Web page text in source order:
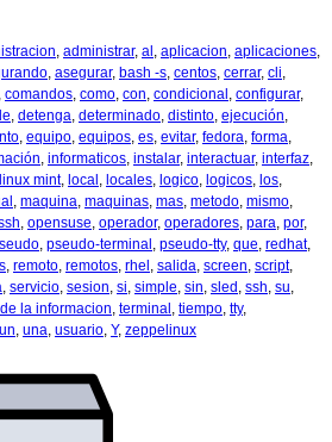
, administrar, al , aplicacion, aplicaciones,
, asegurar, bash -s, centos, cerrar, cli,
, comandos, como, con, condicional , configurar,
, detenga, determinado, distinto, ejecución,
, equipo, equipos, es, evitar, fedora, forma,
, informaticos, instalar, interactuar, interfaz,
linux mint, local , locales, logico, logicos, los,
, maquina, maquinas, mas, metodo, mismo,
, opensuse, operador, operadores, para, por,
, pseudo-terminal , pseudo-tty, que, redhat,
, remoto, remotos, rhel , salida, screen, script,
, servicio, sesion, si, simple, sin, sled , ssh, su,
la informacion, terminal , tiempo, tty,
un, una, usuario, Y, zeppelinux